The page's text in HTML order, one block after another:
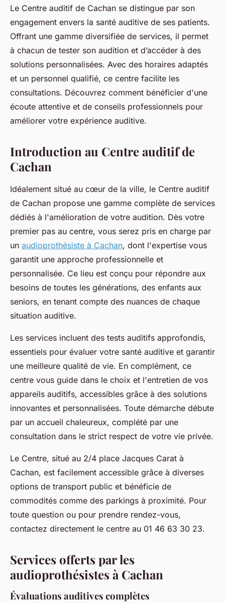
Découvrez le centre auditif de
cachan : services et horaires
fabienne•28 mars 2025• 7 min de lecture
Le Centre auditif de Cachan se distingue par son
engagement envers la santé auditive de ses patients.
Offrant une gamme diversifiée de services, il permet
à chacun de tester son audition et d’accéder à des
solutions personnalisées. Avec des horaires adaptés
et un personnel qualifié, ce centre facilite les
consultations. Découvrez comment bénéficier d'une
écoute attentive et de conseils professionnels pour
améliorer votre expérience auditive.
Introduction au Centre auditif de
Cachan
Idéalement situé au cœur de la ville, le Centre auditif
de Cachan propose une gamme complète de services
dédiés à l'amélioration de votre audition. Dès votre
premier pas au centre, vous serez pris en charge par
un audioprothésiste à Cachan, dont l'expertise vous
garantit une approche professionnelle et
personnalisée. Ce lieu est conçu pour répondre aux
besoins de toutes les générations, des enfants aux
seniors, en tenant compte des nuances de chaque
situation auditive.
Les services incluent des tests auditifs approfondis,
essentiels pour évaluer votre santé auditive et garantir
une meilleure qualité de vie. En complément, ce
centre vous guide dans le choix et l'entretien de vos
appareils auditifs, accessibles grâce à des solutions
innovantes et personnalisées. Toute démarche débute
par un accueil chaleureux, complété par une
consultation dans le strict respect de votre vie privée.
Le Centre, situé au 2/4 place Jacques Carat à
Cachan, est facilement accessible grâce à diverses
options de transport public et bénéficie de
commodités comme des parkings à proximité. Pour
toute question ou pour prendre rendez-vous,
contactez directement le centre au 01 46 63 30 23.
Services offerts par les
audioprothésistes à Cachan
Évaluations auditives complètes